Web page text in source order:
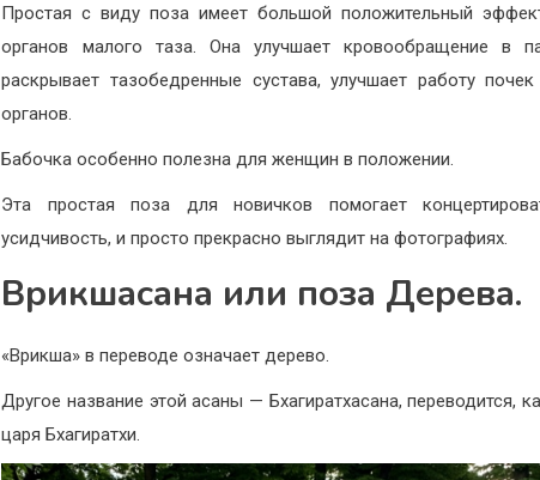
Простая с виду поза имеет большой положительный
органов малого таза. Она улучшает кровообращение в
раскрывает тазобедренные сустава, улучшает работу
органов.
Бабочка особенно полезна для женщин в положении.
Эта простая поза для новичков помогает
усидчивость, и просто прекрасно выглядит на фотографиях.
Врикшасана или поза Дерева.
«Врикша» в переводе означает дерево.
Другое название этой асаны — Бхагиратхасана, переводится,
царя Бхагиратхи.